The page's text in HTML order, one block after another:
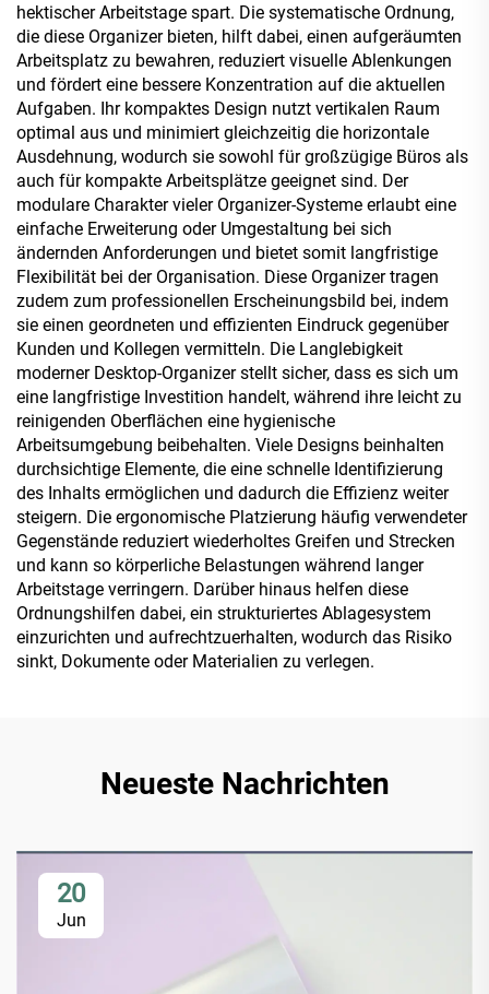
hektischer Arbeitstage spart. Die systematische Ordnung,
die diese Organizer bieten, hilft dabei, einen aufgeräumten
Arbeitsplatz zu bewahren, reduziert visuelle Ablenkungen
und fördert eine bessere Konzentration auf die aktuellen
Aufgaben. Ihr kompaktes Design nutzt vertikalen Raum
optimal aus und minimiert gleichzeitig die horizontale
Ausdehnung, wodurch sie sowohl für großzügige Büros als
auch für kompakte Arbeitsplätze geeignet sind. Der
modulare Charakter vieler Organizer-Systeme erlaubt eine
einfache Erweiterung oder Umgestaltung bei sich
ändernden Anforderungen und bietet somit langfristige
Flexibilität bei der Organisation. Diese Organizer tragen
zudem zum professionellen Erscheinungsbild bei, indem
sie einen geordneten und effizienten Eindruck gegenüber
Kunden und Kollegen vermitteln. Die Langlebigkeit
moderner Desktop-Organizer stellt sicher, dass es sich um
eine langfristige Investition handelt, während ihre leicht zu
reinigenden Oberflächen eine hygienische
Arbeitsumgebung beibehalten. Viele Designs beinhalten
durchsichtige Elemente, die eine schnelle Identifizierung
des Inhalts ermöglichen und dadurch die Effizienz weiter
steigern. Die ergonomische Platzierung häufig verwendeter
Gegenstände reduziert wiederholtes Greifen und Strecken
und kann so körperliche Belastungen während langer
Arbeitstage verringern. Darüber hinaus helfen diese
Ordnungshilfen dabei, ein strukturiertes Ablagesystem
einzurichten und aufrechtzuerhalten, wodurch das Risiko
sinkt, Dokumente oder Materialien zu verlegen.
Neueste Nachrichten
20
Jun